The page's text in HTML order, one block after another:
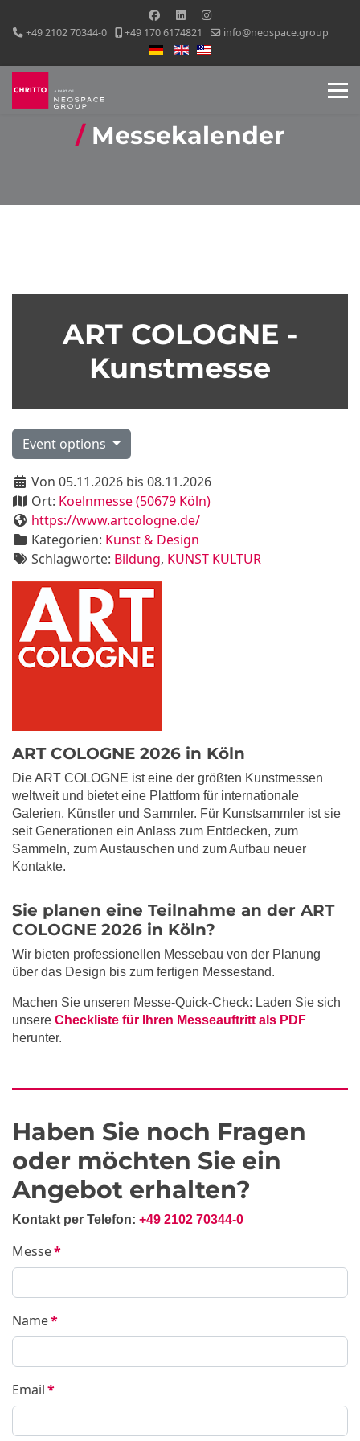
+49 2102 70344-0 +49 170 6174821
info@neospace.group
Sprache auswählen
Messekalender
ART COLOGNE -
Kunstmesse
Event options
Von 05.11.2026 bis 08.11.2026
Ort: Koelnmesse (50679 Köln)
https://www.artcologne.de/
Kategorien: Kunst & Design
Schlagworte: Bildung, KUNST KULTUR
ART COLOGNE 2026 in Köln
Die ART COLOGNE ist eine der größten Kunstmessen
weltweit und bietet eine Plattform für internationale
Galerien, Künstler und Sammler. Für Kunstsammler ist sie
seit Generationen ein Anlass zum Entdecken, zum
Sammeln, zum Austauschen und zum Aufbau neuer
Kontakte.
Sie planen eine Teilnahme an der ART
COLOGNE 2026 in Köln?
Wir bieten professionellen Messebau von der Planung
über das Design bis zum fertigen Messestand.
Machen Sie unseren Messe-Quick-Check: Laden Sie sich
unsere Checkliste für Ihren Messeauftritt als PDF
herunter.
Haben Sie noch Fragen
oder möchten Sie ein
Angebot erhalten?
Kontakt per Telefon: +49 2102 70344-0
Messe*
Name*
Email*